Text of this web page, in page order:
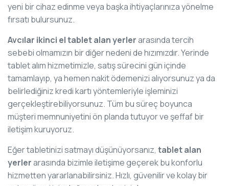
yeni bir cihaz edinme veya başka ihtiyaçlarınıza yönelme
fırsatı bulursunuz.
Avcılar ikinci el tablet alan yerlerarasında tercih
sebebi olmamızın bir diğer nedeni de hızımızdır. Yerinde
tablet alım hizmetimizle, satış sürecini gün içinde
tamamlayıp, ya hemen nakit ödemenizi alıyorsunuz ya da
belirlediğiniz kredi kartı yöntemleriyle işleminizi
gerçekleştirebiliyorsunuz. Tüm bu süreç boyunca
müşteri memnuniyetini ön planda tutuyor ve şeffaf bir
iletişim kuruyoruz.
Eğer tabletinizi satmayı düşünüyorsanız, tablet alan
yerlerarasında bizimle iletişime geçerek bu konforlu
hizmetten yararlanabilirsiniz. Hızlı, güvenilir ve kolay bir